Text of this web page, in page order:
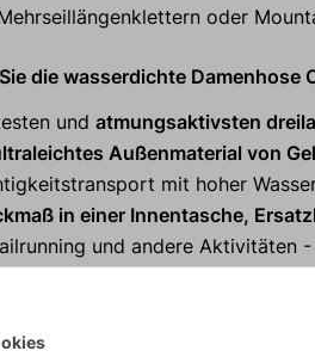
oder
die wasserdichte Damenhose
und atmungsaktivsten
Außenmaterial von
mit hoher
in einer Innentasche,
und andere Aktivitäten
Elemente sorgen für Sichtbarkeit
zu öffnende Hosenbeine